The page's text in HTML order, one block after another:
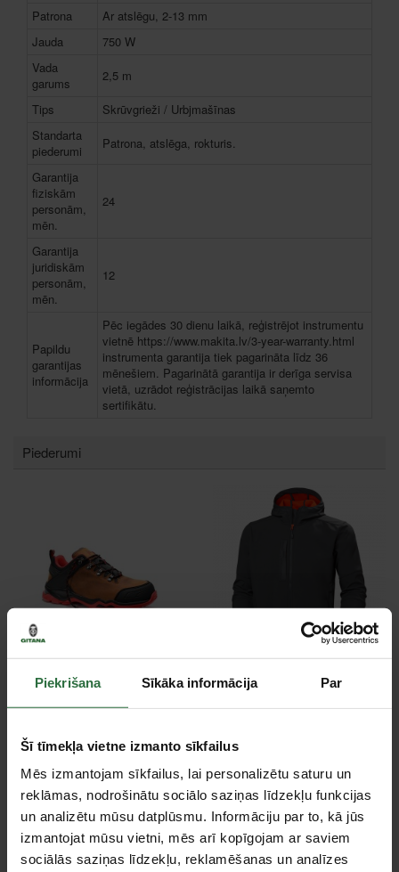
Piekrišana Sīkāka informācija Par
Šī tīmekļa vietne izmanto sīkfailus
Mēs izmantojam sīkfailus, lai personalizētu saturu un
reklāmas, nodrošinātu sociālo saziņas līdzekļu funkcijas
un analizētu mūsu datplūsmu. Informāciju par to, kā jūs
izmantojat mūsu vietni, mēs arī kopīgojam ar saviem
sociālās saziņas līdzekļu, reklamēšanas un analīzes
Patrona
Ar atslēgu, 2-13 mm
Jauda
750 W
Vada
garums
2,5 m
Tips
Skrūvgrieži / Urbjmašīnas
Standarta
piederumi
Patrona, atslēga, rokturis.
Garantija
fiziskām
personām,
mēn.
24
Garantija
juridiskām
personām,
mēn.
12
Papildu
garantijas
informācija
Pēc iegādes 30 dienu laikā, reģistrējot instrumentu
vietnē https://www.makita.lv/3-year-warranty.html
instrumenta garantija tiek pagarināta līdz 36
mēnešiem. Pagarinātā garantija ir derīga servisa
vietā, uzrādot reģistrācijas laikā saņemto
sertifikātu.
Piederumi
Powerful Brown Low S3,
Izvēlieties preces variantu
Kensington, pelēka
145,20 €